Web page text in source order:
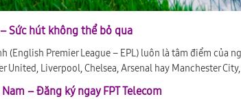
Sức hút không thể bỏ qua
(English Premier League – EPL) luôn là tâm điểm
United, Liverpool, Chelsea, Arsenal hay Manchester
– Đăng ký ngay FPT Telecom